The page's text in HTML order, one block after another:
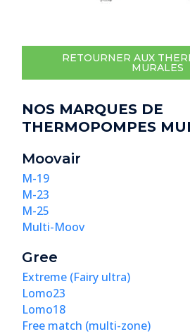
NOS MARQUES DE
THERMOPOMPES
Moovair
M-19
M-23
M-25
Multi-Moov
Gree
Extreme (Fairy ultra)
Lomo23
Lomo18
Free match (multi-zone)
RETOURNER AUX
MURALES